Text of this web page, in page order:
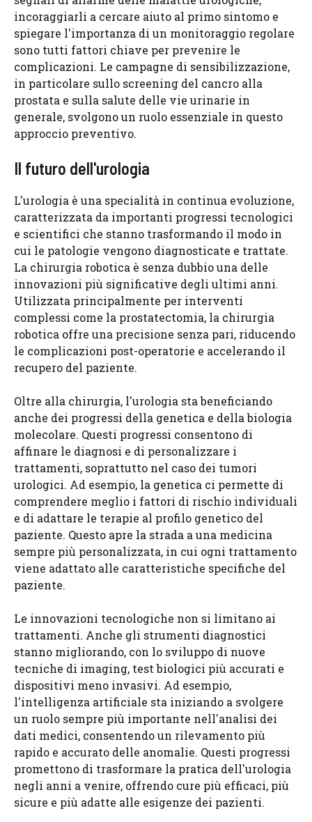
incoraggiarli a cercare aiuto al primo sintomo e
spiegare l'importanza di un monitoraggio regolare
sono tutti fattori chiave per prevenire le
complicazioni. Le campagne di sensibilizzazione,
in particolare sullo screening del cancro alla
prostata e sulla salute delle vie urinarie in
generale, svolgono un ruolo essenziale in questo
approccio preventivo.
Il futuro dell'urologia
L'urologia è una specialità in continua evoluzione,
caratterizzata da importanti progressi tecnologici
e scientifici che stanno trasformando il modo in
cui le patologie vengono diagnosticate e trattate.
La chirurgia robotica è senza dubbio una delle
innovazioni più significative degli ultimi anni.
Utilizzata principalmente per interventi
complessi come la prostatectomia, la chirurgia
robotica offre una precisione senza pari, riducendo
le complicazioni post-operatorie e accelerando il
recupero del paziente.
Oltre alla chirurgia, l'urologia sta beneficiando
anche dei progressi della genetica e della biologia
molecolare. Questi progressi consentono di
affinare le diagnosi e di personalizzare i
trattamenti, soprattutto nel caso dei tumori
urologici. Ad esempio, la genetica ci permette di
comprendere meglio i fattori di rischio individuali
e di adattare le terapie al profilo genetico del
paziente. Questo apre la strada a una medicina
sempre più personalizzata, in cui ogni trattamento
viene adattato alle caratteristiche specifiche del
paziente.
Le innovazioni tecnologiche non si limitano ai
trattamenti. Anche gli strumenti diagnostici
stanno migliorando, con lo sviluppo di nuove
tecniche di imaging, test biologici più accurati e
dispositivi meno invasivi. Ad esempio,
l'intelligenza artificiale sta iniziando a svolgere
un ruolo sempre più importante nell'analisi dei
dati medici, consentendo un rilevamento più
rapido e accurato delle anomalie. Questi progressi
promettono di trasformare la pratica dell'urologia
negli anni a venire, offrendo cure più efficaci, più
sicure e più adatte alle esigenze dei pazienti.